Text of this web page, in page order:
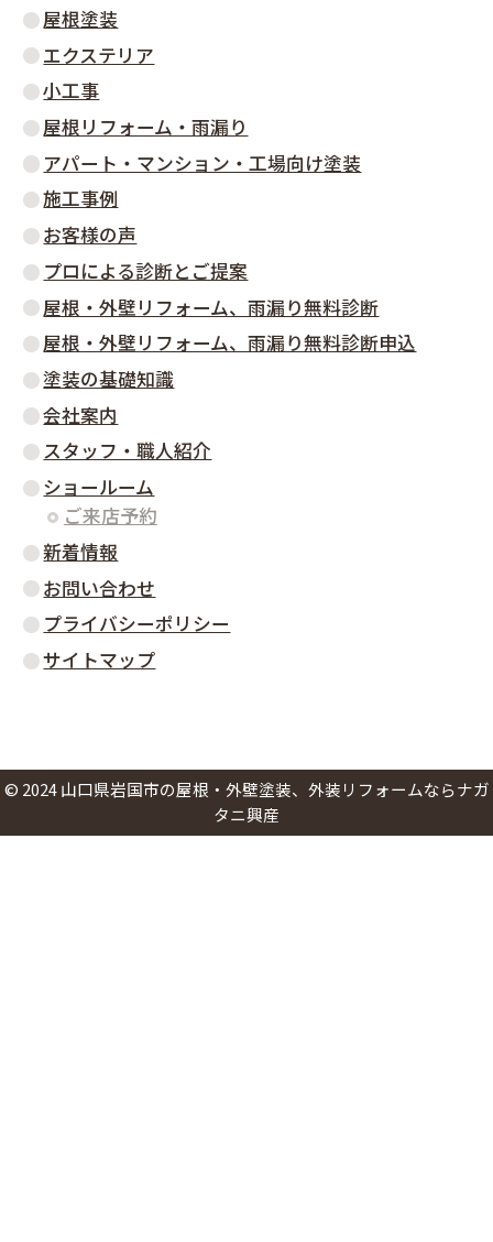
屋根塗装
エクステリア
小工事
屋根リフォーム・雨漏り
アパート・マンション・工場向け塗装
施工事例
お客様の声
プロによる診断とご提案
屋根・外壁リフォーム、雨漏り無料診断
屋根・外壁リフォーム、雨漏り無料診断申込
塗装の基礎知識
会社案内
スタッフ・職人紹介
ショールーム
ご来店予約
新着情報
お問い合わせ
プライバシーポリシー
サイトマップ
© 2024 山口県岩国市の屋根・外壁塗装、外装リフォームならナガ
タニ興産